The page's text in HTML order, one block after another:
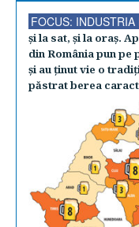
FOCUS: INDUSTRIA
şi la sat, şi la oraş.
din România pun pe
şi au ţinut vie o
păstrat berea